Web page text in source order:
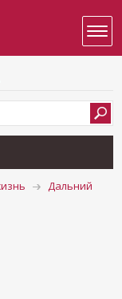
Дальний